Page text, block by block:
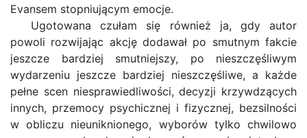
Evansem stopniującym emocje.
Ugotowana czułam się również ja, gdy autor
powoli rozwijając akcję dodawał po smutnym fakcie
jeszcze bardziej smutniejszy, po nieszczęśliwym
wydarzeniu jeszcze bardziej nieszczęśliwe, a każde
pełne scen niesprawiedliwości, decyzji krzywdzących
innych, przemocy psychicznej i fizycznej, bezsilności
w obliczu nieuniknionego, wyborów tylko chwilowo